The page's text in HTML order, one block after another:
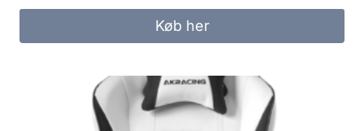
Køb her